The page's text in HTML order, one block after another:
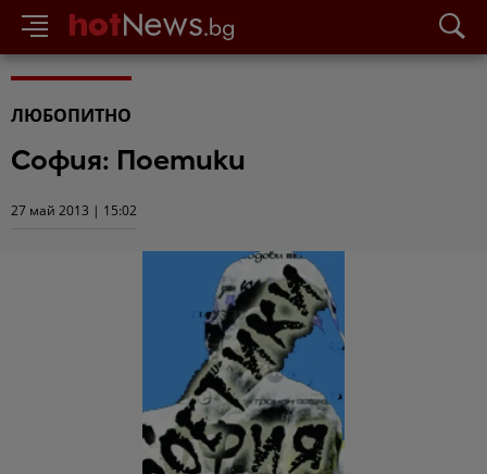
ЛЮБОПИТНО
София: Поетики
27 май 2013 | 15:02